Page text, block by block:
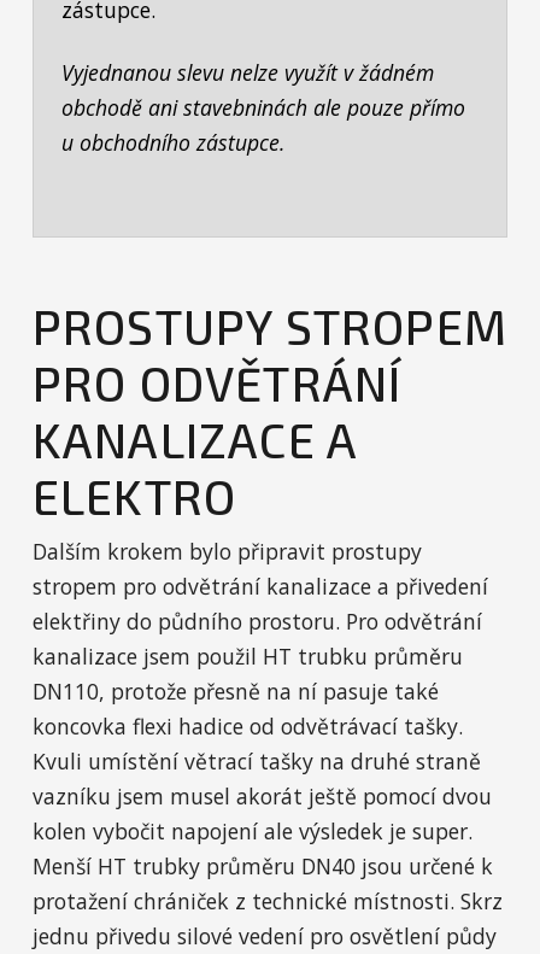
zástupce.
Vyjednanou slevu nelze využít v žádném
obchodě ani stavebninách ale pouze přímo
u obchodního zástupce.
PROSTUPY STROPEM
PRO ODVĚTRÁNÍ
KANALIZACE A
ELEKTRO
Dalším krokem bylo připravit prostupy
stropem pro odvětrání kanalizace a přivedení
elektřiny do půdního prostoru. Pro odvětrání
kanalizace jsem použil HT trubku průměru
DN110, protože přesně na ní pasuje také
koncovka flexi hadice od odvětrávací tašky.
Kvuli umístění větrací tašky na druhé straně
vazníku jsem musel akorát ještě pomocí dvou
kolen vybočit napojení ale výsledek je super.
Menší HT trubky průměru DN40 jsou určené k
protažení chrániček z technické místnosti. Skrz
jednu přivedu silové vedení pro osvětlení půdy